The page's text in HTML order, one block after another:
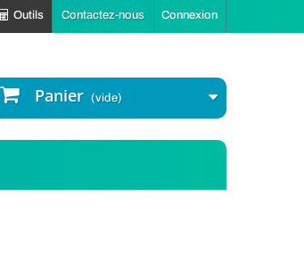
Connexion
Contactez-nous
Outils
Panier (vide)